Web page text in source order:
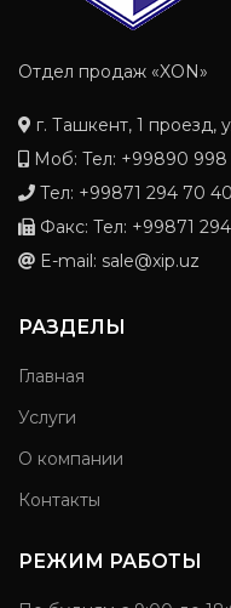
Отдел продаж «XON»
г. Ташкент, 1 проезд,
Моб: Тел: +99890 998
Тел: +99871 294 70 40
Факс: Тел: +99871
E-mail: sale@xip.uz
РАЗДЕЛЫ
Главная
Услуги
О компании
Контакты
РЕЖИМ РАБОТЫ